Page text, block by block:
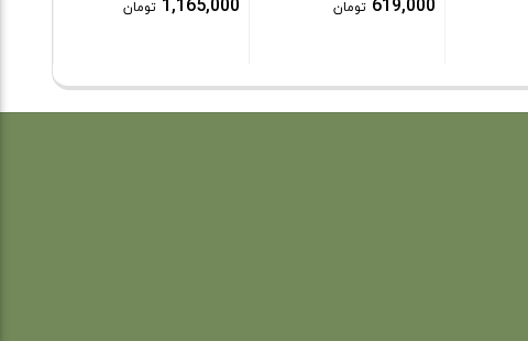
619,000 تومان 1,165,000 تومان